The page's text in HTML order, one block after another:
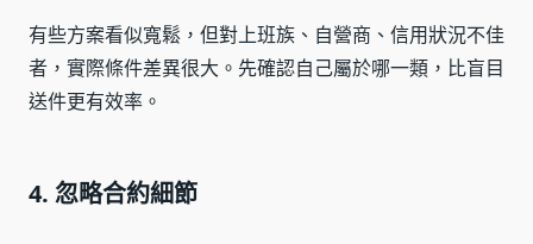
有些方案看似寬鬆，但對上班族、自營商、信用狀況不佳
者，實際條件差異很大。先確認自己屬於哪一類，比盲目
送件更有效率。
4. 忽略合約細節